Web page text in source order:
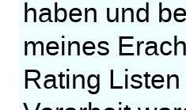
haben und
meines
Rating